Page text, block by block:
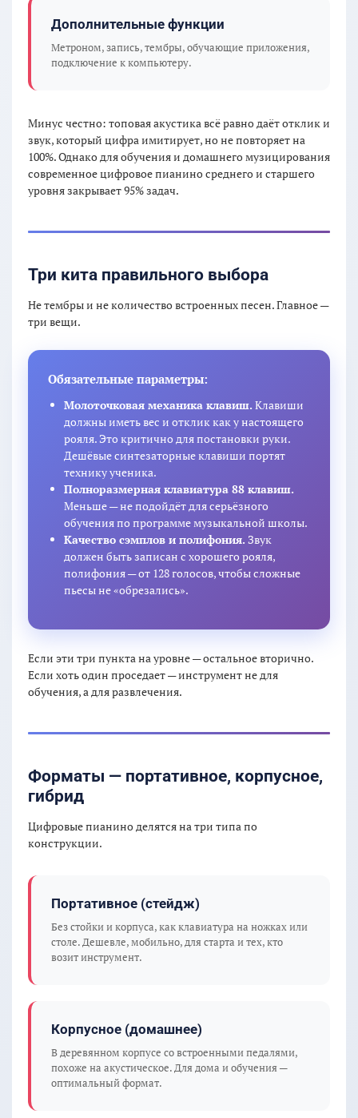
Дополнительные функции
Метроном, запись, тембры, обучающие приложения,
подключение к компьютеру.
Минус честно: топовая акустика всё равно даёт отклик и
звук, который цифра имитирует, но не повторяет на
100%. Однако для обучения и домашнего музицирования
современное цифровое пианино среднего и старшего
уровня закрывает 95% задач.
Три кита правильного выбора
Не тембры и не количество встроенных песен. Главное —
три вещи.
Обязательные параметры:
Молоточковая механика клавиш. Клавиши
должны иметь вес и отклик как у настоящего
рояля. Это критично для постановки руки.
Дешёвые синтезаторные клавиши портят
технику ученика.
Полноразмерная клавиатура 88 клавиш.
Меньше — не подойдёт для серьёзного
обучения по программе музыкальной школы.
Качество сэмплов и полифония. Звук
должен быть записан с хорошего рояля,
полифония — от 128 голосов, чтобы сложные
пьесы не «обрезались».
Если эти три пункта на уровне — остальное вторично.
Если хоть один проседает — инструмент не для
обучения, а для развлечения.
Форматы — портативное, корпусное,
гибрид
Цифровые пианино делятся на три типа по
конструкции.
Портативное (стейдж)
Без стойки и корпуса, как клавиатура на ножках или
столе. Дешевле, мобильно, для старта и тех, кто
возит инструмент.
Корпусное (домашнее)
В деревянном корпусе со встроенными педалями,
похоже на акустическое. Для дома и обучения —
оптимальный формат.